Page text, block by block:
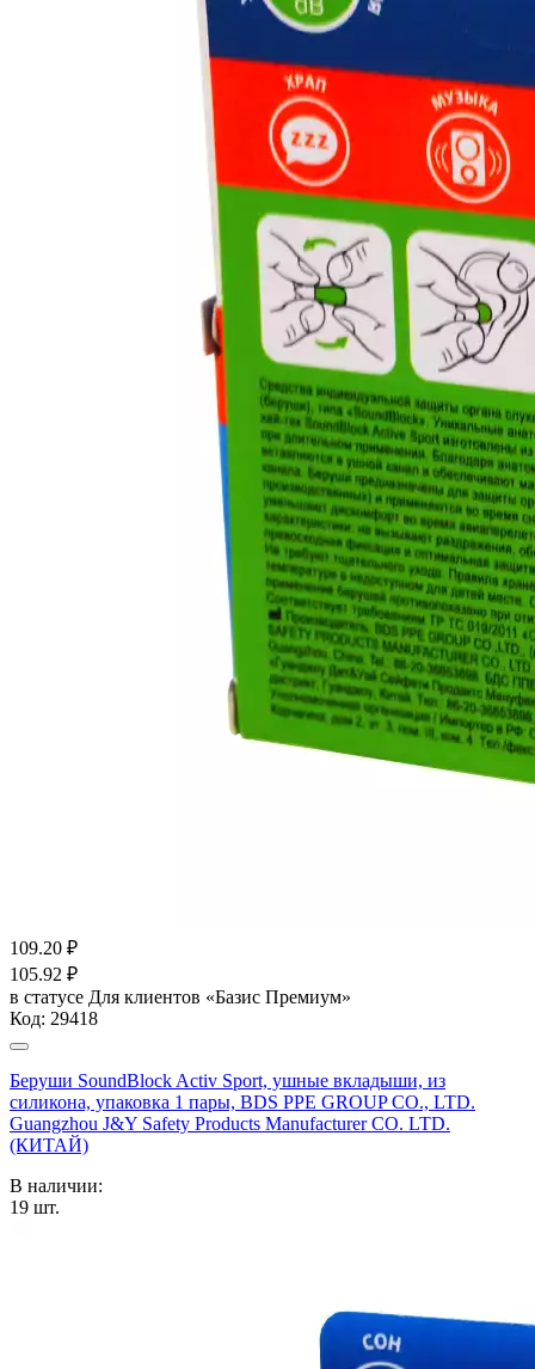
109.20 ₽
105.92 ₽
в статусе Для клиентов «Базис Премиум»
Код: 29418
Беруши SoundBlock Activ Sport, ушные вкладыши, из
силикона, упаковка 1 пары, BDS PPE GROUP CO., LTD.
Guangzhou J&Y Safety Products Manufacturer CO. LTD.
(КИТАЙ)
В наличии:
19 шт.